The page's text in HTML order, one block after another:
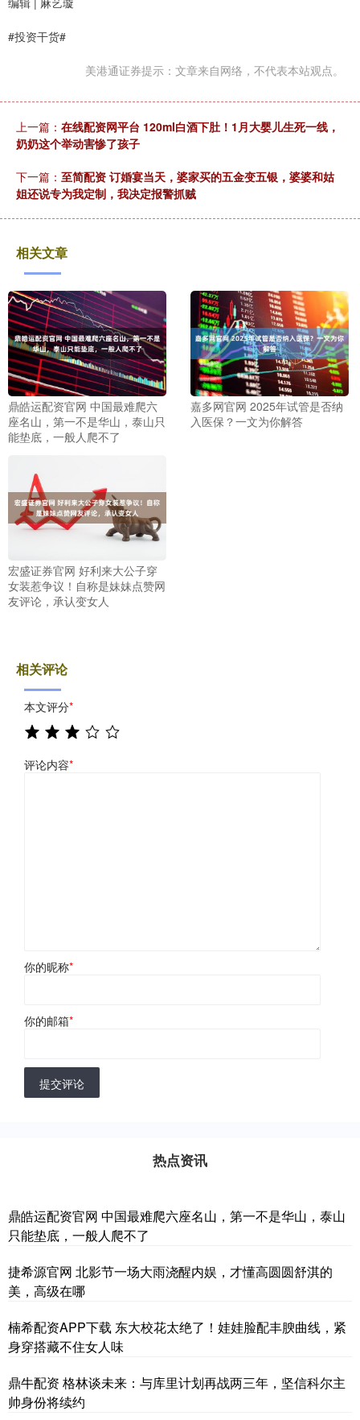
#投资干货#
美港通证券提示：文章来自网络，不代表本站观点。
上一篇： 在线配资网平台 120ml白酒下肚！1月大婴儿生死一线，
奶奶这个举动害惨了孩子
下一篇： 至简配资 订婚宴当天，婆家买的五金变五银，婆婆和姑
姐还说专为我定制，我决定报警抓贼
相关文章
鼎皓运配资官网 中国最难爬六
座名山，第一不是华山，泰山只
能垫底，一般人爬不了
嘉多网官网 2025年试管是否纳
入医保？一文为你解答
宏盛证券官网 好利来大公子穿
女装惹争议！自称是妹妹点赞网
友评论，承认变女人
相关评论
本文评分*
评论内容*
你的昵称*
你的邮箱*
提交评论
热点资讯
鼎皓运配资官网 中国最难爬六座名山，第一不是华山，泰山
只能垫底，一般人爬不了
捷希源官网 北影节一场大雨浇醒内娱，才懂高圆圆舒淇的
美，高级在哪
楠希配资APP下载 东大校花太绝了！娃娃脸配丰腴曲线，紧
身穿搭藏不住女人味
鼎牛配资 格林谈未来：与库里计划再战两三年，坚信科尔主
帅身份将续约